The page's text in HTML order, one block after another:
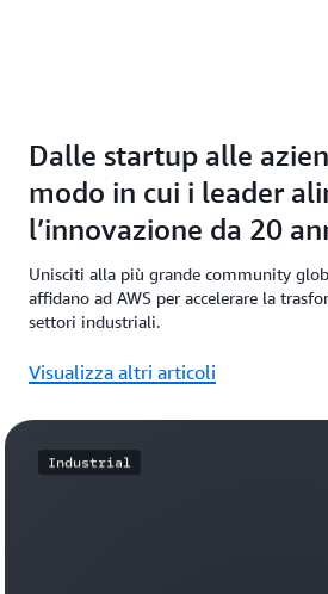
Dalle startup alle
modo in cui i leader
l’innovazione da 20
Unisciti alla più grande community
affidano ad AWS per accelerare la
settori industriali.
Visualizza altri articoli
Industrial